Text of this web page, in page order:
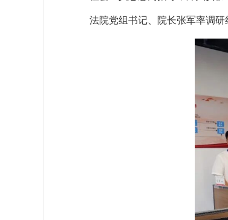
法院党组书记、院长张军率调研